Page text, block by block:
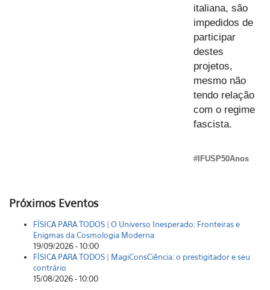
italiana, são
impedidos de
participar
destes
projetos,
mesmo não
tendo relação
com o regime
fascista.
#IFUSP50Anos
Próximos Eventos
FÍSICA PARA TODOS | O Universo Inesperado: Fronteiras e
Enigmas da Cosmologia Moderna
19/09/2026 - 10:00
FÍSICA PARA TODOS | MagiConsCiência: o prestigitador e seu
contrário
15/08/2026 - 10:00